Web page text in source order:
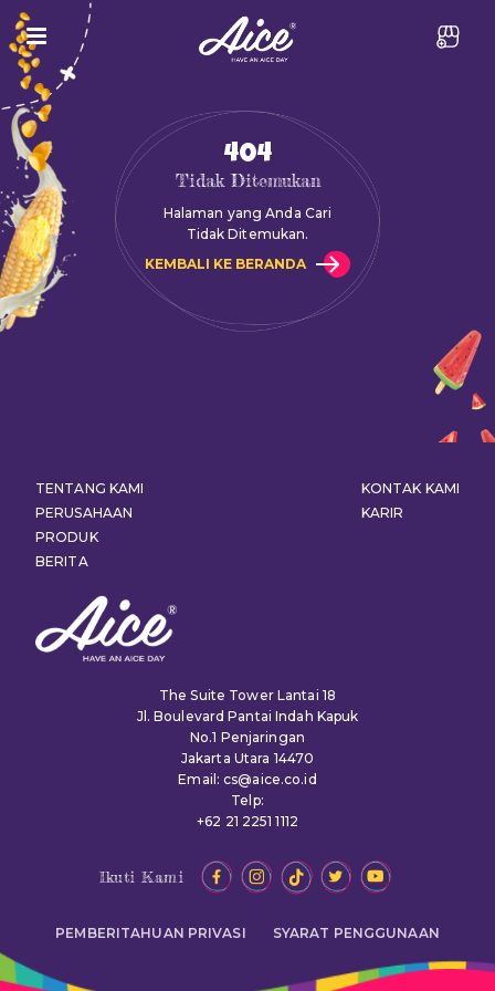
404
Tidak Ditemukan
Halaman yang Anda Cari
Tidak Ditemukan.
KEMBALI KE BERANDA
The Suite Tower Lantai 18
Jl. Boulevard Pantai Indah Kapuk
No.1 Penjaringan
Jakarta Utara 14470
Email: cs@aice.co.id
Telp:
+62 21 2251 1112
TENTANG KAMI
PERUSAHAAN
PRODUK
BERITA
KONTAK KAMI
KARIR
Ikuti Kami
PEMBERITAHUAN PRIVASI SYARAT PENGGUNAAN